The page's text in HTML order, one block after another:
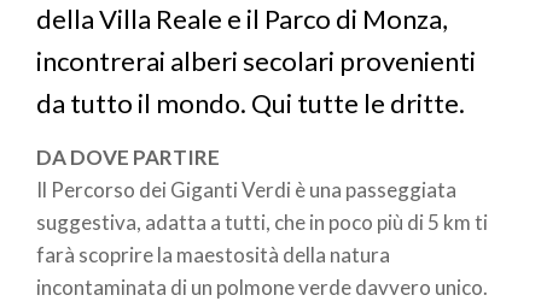
della Villa Reale e il Parco di Monza,
incontrerai alberi secolari provenienti
da tutto il mondo. Qui tutte le dritte.
DA DOVE PARTIRE
Il Percorso dei Giganti Verdi è una passeggiata
suggestiva, adatta a tutti, che in poco più di 5 km ti
farà scoprire la maestosità della natura
incontaminata di un polmone verde davvero unico.